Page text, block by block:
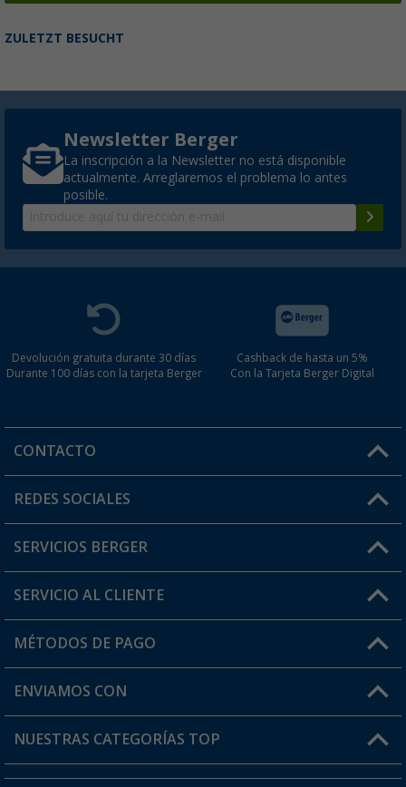
ZULETZT BESUCHT
Newsletter Berger
La inscripción a la Newsletter no está disponible
actualmente. Arreglaremos el problema lo antes
posible.
Devolución gratuita durante 30 días
Durante 100 días con la tarjeta Berger
Cashback de hasta un 5%
Con la Tarjeta Berger Digital
CONTACTO
Horario de atención al cliente:
¿Tienes alguna duda?
REDES SOCIALES
SERVICIOS BERGER
Conviértete en distribuidor
Mi cuenta
Tarjeta Berger Digital
SERVICIO AL CLIENTE
FAQ y Contacto
Información de envío
¿Dónde está mi pedido?
MÉTODOS DE PAGO
ENVIAMOS CON
NUESTRAS CATEGORÍAS TOP